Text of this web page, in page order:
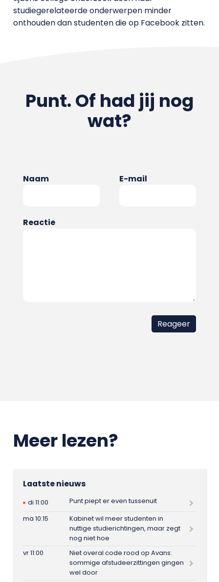
studiegerelateerde onderwerpen minder
onthouden dan studenten die op Facebook zitten.
Punt. Of had jij nog
wat?
Naam E-mail
Reactie
Meer lezen?
Laatste nieuws
di 11:00
Punt piept er even tussenuit
ma 10:15
Kabinet wil meer studenten in
nuttige studierichtingen, maar zegt
nog niet hoe
vr 11:00
Niet overal code rood op Avans:
sommige afstudeerzittingen gingen
wel door